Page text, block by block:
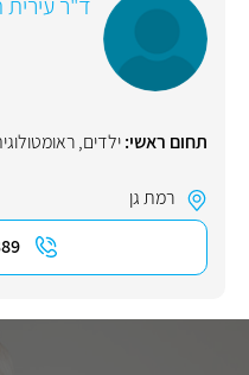
תחום ראשי:ילדים,
רמת גן